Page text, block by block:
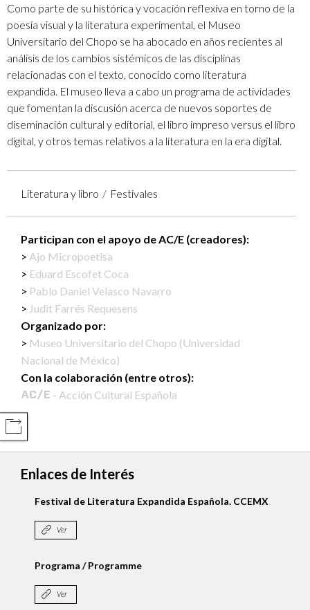
Como parte de su histórica y vocación reflexiva en torno de la
poesía visual y la literatura experimental, el Museo
Universitario del Chopo se ha abocado en años recientes al
análisis de los cambios sistémicos de las disciplinas
relacionadas con el texto, conocido como literatura
expandida. El museo lleva a cabo un programa de actividades
que fomentan la discusión acerca de nuevos soportes de
diseminación cultural y editorial, el libro impreso versus el libro
digital, y otros temas relativos a la literatura en la era digital.
Literatura y libro Festivales
Participan con el apoyo de AC/E (creadores):
Ajo Micropoetisa
Eduard Escofet Coca
Pablo Daniel Velasco Navarro
Judit Farrés Requesens
Organizado por:
Museo Universitario del Chopo (Universidad
Nacional de México)
Con la colaboración (entre otros):
- Acción Cultural Española
Enlaces de Interés
Festival de Literatura Expandida Española. CCEMX
Ver
Programa / Programme
Ver